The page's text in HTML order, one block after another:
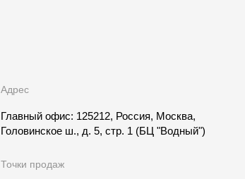
Адрес
Главный офис: 125212, Россия, Москва,
Головинское ш., д. 5, стр. 1 (БЦ "Водный")
Точки продаж